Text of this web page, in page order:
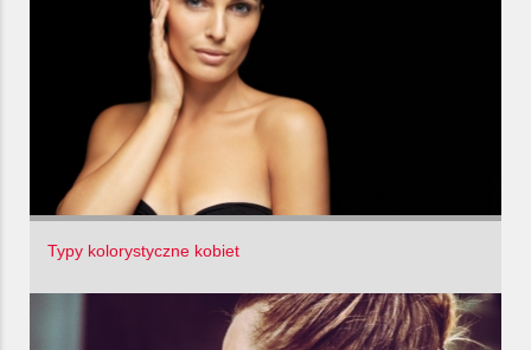
Typy kolorystyczne kobiet